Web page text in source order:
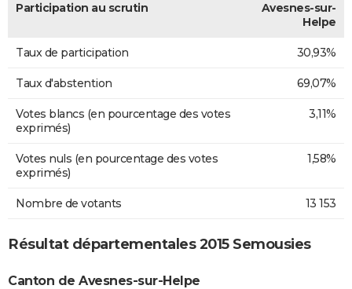
Participation au scrutin
Avesnes-sur-
Helpe
Taux de participation 30,93%
Taux d'abstention 69,07%
Votes blancs (en pourcentage des votes
exprimés)
3,11%
Votes nuls (en pourcentage des votes
exprimés)
1,58%
Nombre de votants 13 153
Résultat départementales 2015 Semousies
Canton de Avesnes-sur-Helpe